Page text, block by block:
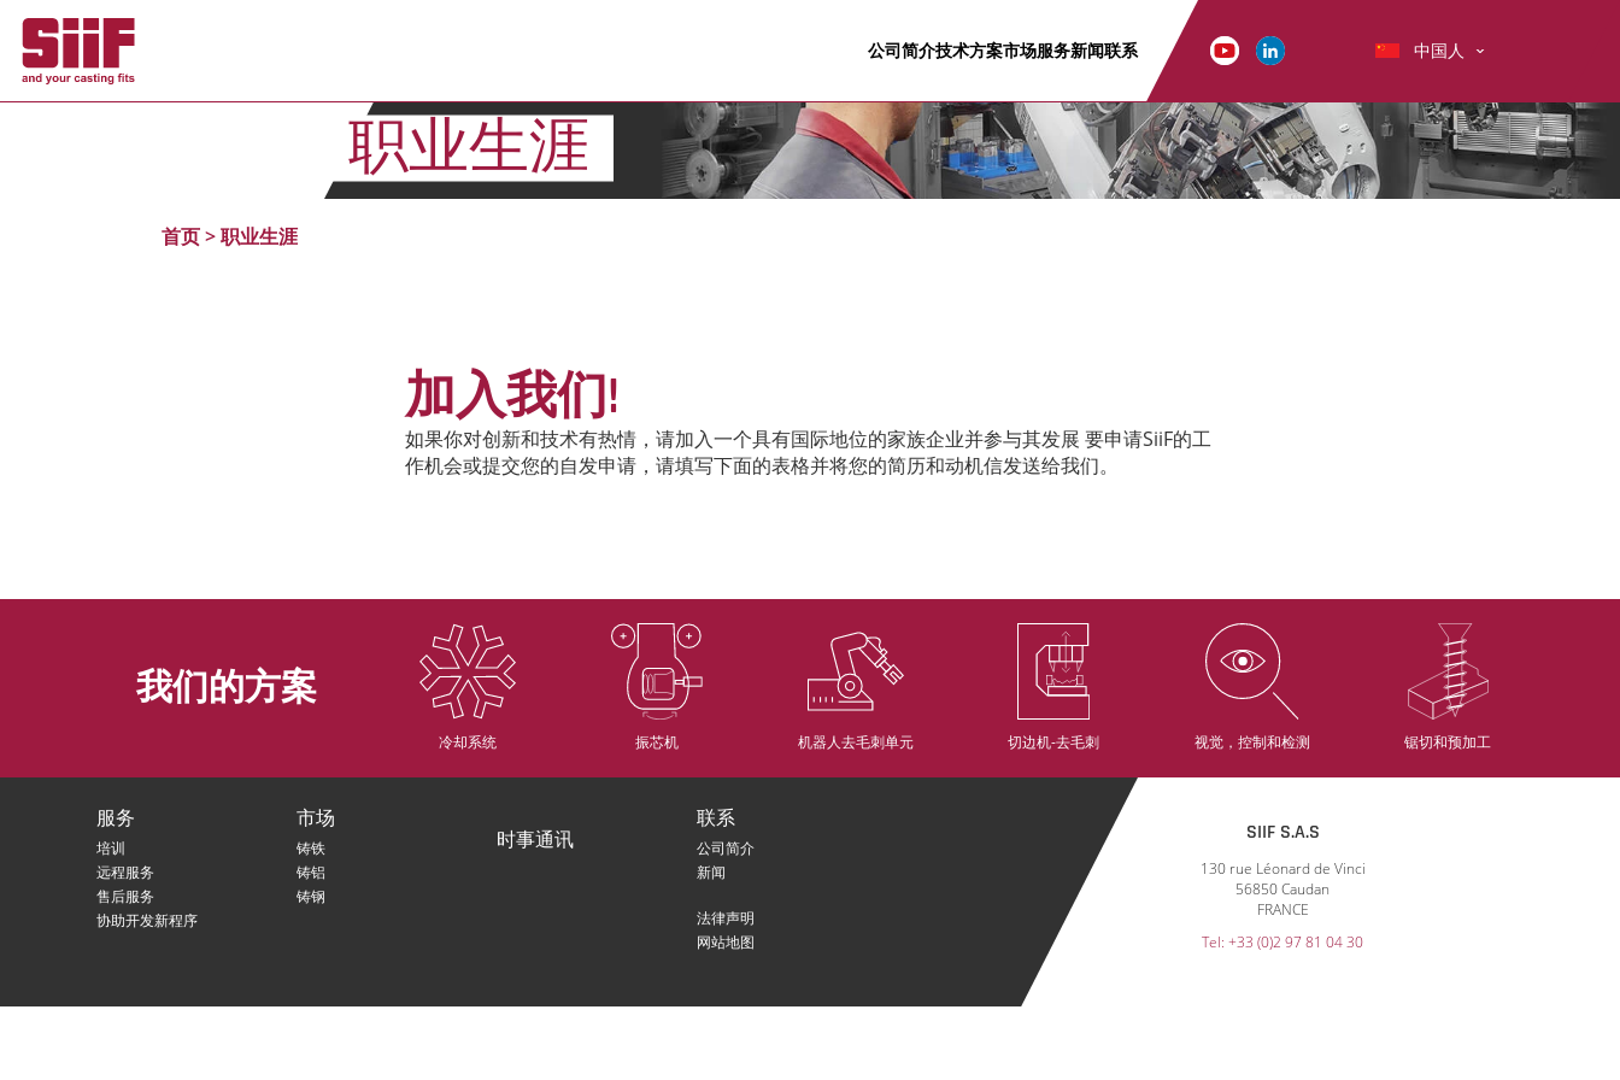
公司简介技术方案市场服务新闻联系 中国人
职业生涯
首页>职业生涯
加入我们!
如果你对创新和技术有热情，请加入一个具有国际地位的家族企业并参与其发展 要申请SiiF的工
作机会或提交您的自发申请，请填写下面的表格并将您的简历和动机信发送给我们。
我们的方案
冷却系统 振芯机 机器人去毛刺单元 切边机-去毛刺 视觉，控制和检测 锯切和预加工
服务
培训
远程服务
售后服务
协助开发新程序
市场
铸铁
铸铝
铸钢
时事通讯
联系
公司简介
新闻
法律声明
网站地图
SIIF S.A.S
130 rue Léonard de Vinci
56850 Caudan
FRANCE
Tel: +33 (0)2 97 81 04 30
Cookie管理面板